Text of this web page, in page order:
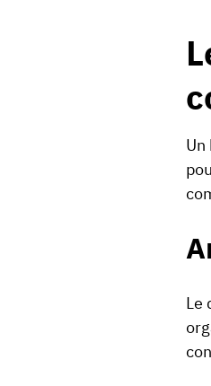
Le